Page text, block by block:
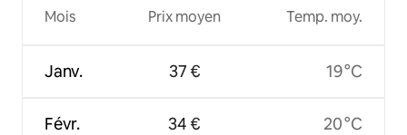
Mois
Janv.
Févr.
Prix moyen
37 €
34 €
Temp. moy.
19 °C
20 °C